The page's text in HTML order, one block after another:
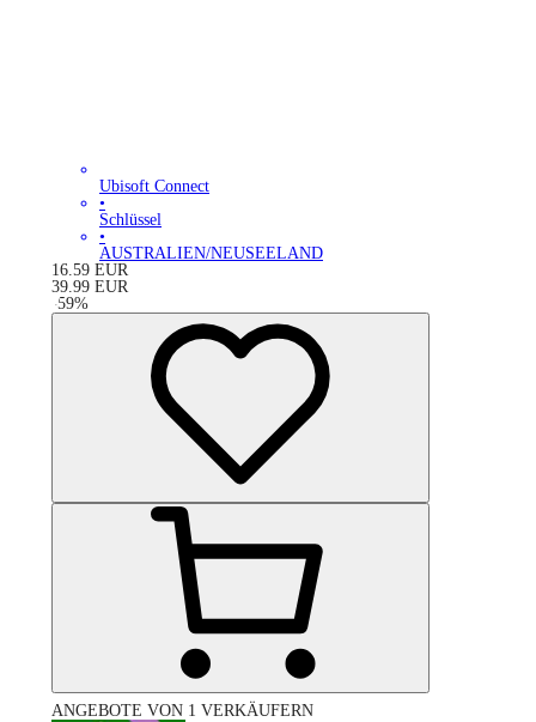
Ubisoft Connect
•
Schlüssel
•
AUSTRALIEN/NEUSEELAND
16.59 EUR
39.99 EUR
-59%
ANGEBOTE VON 1 VERKÄUFERN